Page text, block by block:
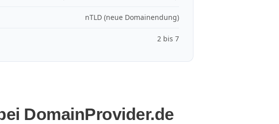
nTLD (neue Domainendung)
2 bis 7
DomainProvider.de